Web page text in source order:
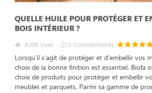
QUELLE HUILE POUR PROTÉGER ET
BOIS INTÉRIEUR ?
8209 Vues 3 Commentaires
Lorsqu'il s'agit de protéger et d'embellir vos
choix de la bonne finition est essentiel. Biofa
choix de produits pour protéger et embellir
meubles et parquets. Parmi sa gamme de